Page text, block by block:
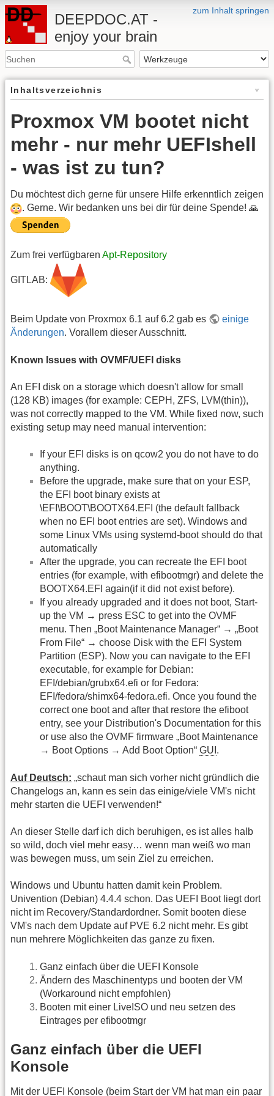
zum Inhalt springen
DEEPDOC.AT -
enjoy your brain
Inhaltsverzeichnis
Proxmox VM bootet nicht
mehr - nur mehr UEFIshell
- was ist zu tun?
Du möchtest dich gerne für unsere Hilfe erkenntlich zeigen
. Gerne. Wir bedanken uns bei dir für deine Spende! 🙏
Zum frei verfügbaren Apt-Repository
GITLAB:
Beim Update von Proxmox 6.1 auf 6.2 gab es
einige
Änderungen. Vorallem dieser Ausschnitt.
Known Issues with OVMF/UEFI disks
An EFI disk on a storage which doesn't allow for small
(128 KB) images (for example: CEPH, ZFS, LVM(thin)),
was not correctly mapped to the VM. While fixed now, such
existing setup may need manual intervention:
If your EFI disks is on qcow2 you do not have to do
anything.
Before the upgrade, make sure that on your ESP,
the EFI boot binary exists at
\EFI\BOOT\BOOTX64.EFI (the default fallback
when no EFI boot entries are set). Windows and
some Linux VMs using systemd-boot should do that
automatically
After the upgrade, you can recreate the EFI boot
entries (for example, with efibootmgr) and delete the
BOOTX64.EFI again(if it did not exist before).
If you already upgraded and it does not boot, Start-
up the VM → press ESC to get into the OVMF
menu. Then „Boot Maintenance Manager“ → „Boot
From File“ → choose Disk with the EFI System
Partition (ESP). Now you can navigate to the EFI
executable, for example for Debian:
EFI/debian/grubx64.efi or for Fedora:
EFI/fedora/shimx64-fedora.efi. Once you found the
correct one boot and after that restore the efiboot
entry, see your Distribution's Documentation for this
or use also the OVMF firmware „Boot Maintenance
→ Boot Options → Add Boot Option“ GUI .
Auf Deutsch: „schaut man sich vorher nicht gründlich die
Changelogs an, kann es sein das einige/viele VM's nicht
mehr starten die UEFI verwenden!“
An dieser Stelle darf ich dich beruhigen, es ist alles halb
so wild, doch viel mehr easy… wenn man weiß wo man
was bewegen muss, um sein Ziel zu erreichen.
Windows und Ubuntu hatten damit kein Problem.
Univention (Debian) 4.4.4 schon. Das UEFI Boot liegt dort
nicht im Recovery/Standardordner. Somit booten diese
VM's nach dem Update auf PVE 6.2 nicht mehr. Es gibt
nun mehrere Möglichkeiten das ganze zu fixen.
Ganz einfach über die UEFI Konsole
Ändern des Maschinentyps und booten der VM
(Workaround nicht empfohlen)
Booten mit einer LiveISO und neu setzen des
Eintrages per efibootmgr
Ganz einfach über die UEFI
Konsole
Mit der UEFI Konsole (beim Start der VM hat man ein paar